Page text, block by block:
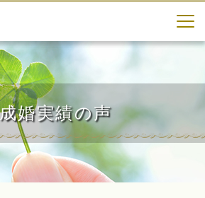
婚実績の声